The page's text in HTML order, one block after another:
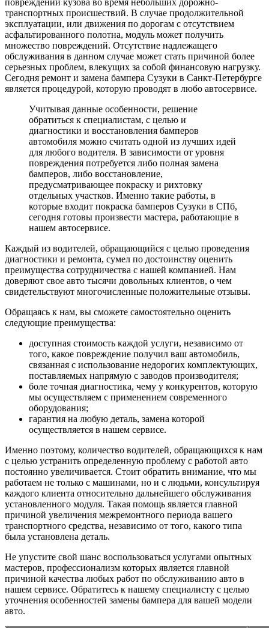
повреждений кузова во время небольших дорожно-
транспортных происшествий. В случае продолжительной
эксплуатации, или движения по дорогам с отсутствием
асфальтированного полотна, модуль может получить
множество повреждений. Отсутствие надлежащего
обслуживания в данном случае может стать причиной более
серьезных проблем, влекущих за собой финансовую нагрузку.
Сегодня ремонт и замена бампера Сузуки в Санкт-Петербурге
является процедурой, которую проводят в любо автосервисе.
Учитывая данные особенности, решение
обратиться к специалистам, с целью и
диагностики и восстановления бамперов
автомобиля можно считать одной из лучших идей
для любого водителя. В зависимости от уровня
повреждения потребуется либо полная замена
бамперов, либо восстановление,
предусматривающее покраску и рихтовку
отдельных участков. Именно такие работы, в
которые входит покраска бамперов Сузуки в СПб,
сегодня готовы произвести мастера, работающие в
нашем автосервисе.
Каждый из водителей, обращающийся с целью проведения
диагностики и ремонта, сумел по достоинству оценить
преимущества сотрудничества с нашей компанией. Нам
доверяют свое авто тысячи довольных клиентов, о чем
свидетельствуют многочисленные положительные отзывы.
Обращаясь к нам, вы сможете самостоятельно оценить
следующие преимущества:
доступная стоимость каждой услуги, независимо от
того, какое повреждение получил ваш автомобиль,
связанная с использование недорогих комплектующих,
поставляемых напрямую с заводов производителя;
боле точная диагностика, чему у конкурентов, которую
мы осуществляем с применением современного
оборудования;
гарантия на любую деталь, замена которой
осуществляется в нашем сервисе.
Именно поэтому, количество водителей, обращающихся к нам
с целью устранить определенную проблему с работой авто
постоянно увеличивается. Стоит обратить внимание, что мы
работаем не только с машинами, но и с людьми, консультируя
каждого клиента относительно дальнейшего обслуживания
установленного модуля. Такая помощь является главной
причиной увеличения межремонтного периода вашего
транспортного средства, независимо от того, какого типа
была установлена деталь.
Не упустите свой шанс воспользоваться услугами опытных
мастеров, профессионализм которых является главной
причиной качества любых работ по обслуживанию авто в
нашем сервисе. Обратитесь к нашему специалисту с целью
уточнения особенностей замены бампера для вашей модели
авто.